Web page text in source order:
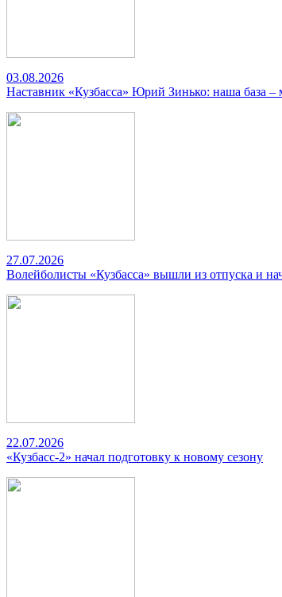
03.08.2026
Наставник «Кузбасса» Юрий Зинько: наша база –
27.07.2026
Волейболисты «Кузбасса» вышли из отпуска и
22.07.2026
«Кузбасс-2» начал подготовку к новому сезону